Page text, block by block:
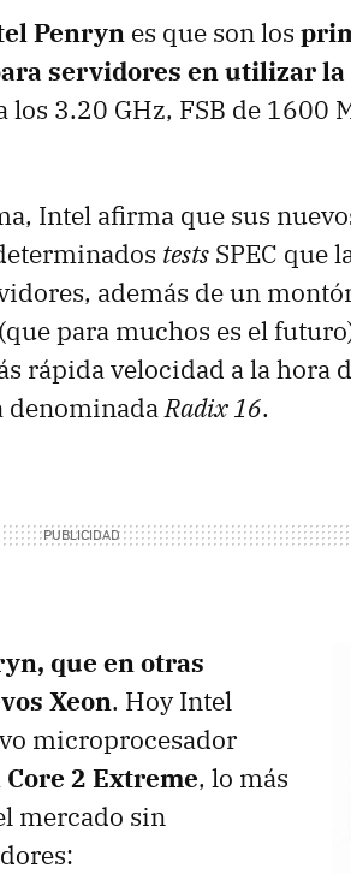
Penryn es que son los
servidores en utilizar la
los 3.20 GHz, FSB de 1600
Intel afirma que sus
tests SPEC que
además de un
para muchos es el
rápida velocidad a la hora
denominadaRadix 16.
que en otras
Xeon. Hoy Intel
microprocesador
2 Extreme, lo más
mercado sin